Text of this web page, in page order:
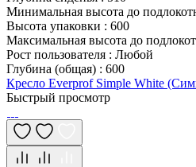
Минимальная высота до
Высота упаковки : 600
Максимальная высота до
Рост пользователя : Любой
Глубина (общая) : 600
Кресло Everprof Simple White
Быстрый просмотр